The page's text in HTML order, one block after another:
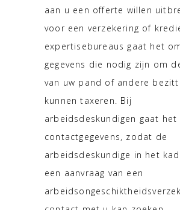
aan u een offerte willen
voor een verzekering of
expertisebureaus gaat het
gegevens die nodig zijn om
van uw pand of andere
kunnen taxeren. Bij
arbeidsdeskundigen gaat het
contactgegevens, zodat de
arbeidsdeskundige in het
een aanvraag van een